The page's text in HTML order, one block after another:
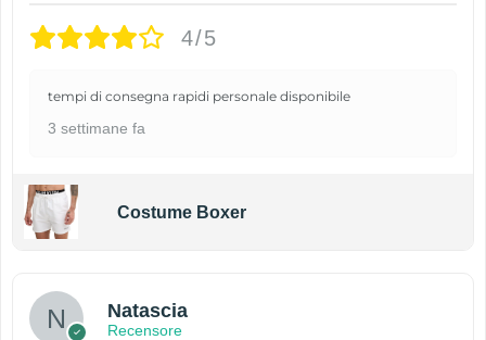
4/5
tempi di consegna rapidi personale disponibile
3 settimane fa
Costume Boxer
Natascia
Recensore